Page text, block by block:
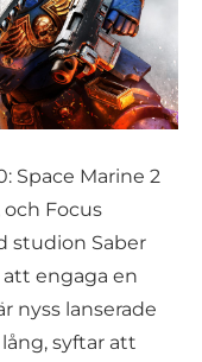
Space Marine 2
Focus
studion Saber
engaga en
nyss lanserade
syftar att